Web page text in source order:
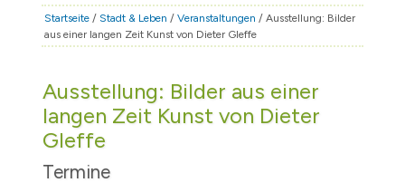
RATHAUS & POLITIK
BÜRGERSERVICE
TOURISMUS
Startseite /Stadt & Leben /Veranstaltungen / Ausstellung: Bilder
aus einer langen Zeit Kunst von Dieter Gleffe
Ausstellung: Bilder aus einer
langen Zeit Kunst von Dieter
Gleffe
Termine